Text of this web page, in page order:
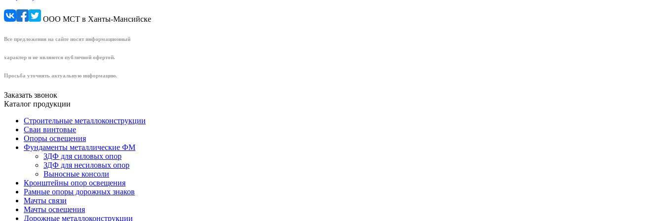
ООО МСТ в Ханты-Мансийске
Все предложения на сайте носят информационный
характер и не являются публичной офертой.
Просьба уточнять актуальную информацию.
Заказать звонок
Каталог продукции
Строительные металлоконструкции
Сваи винтовые
Опоры освещения
Фундаменты металлические ФМ
ЗДФ для силовых опор
ЗДФ для несиловых опор
Выносные консоли
Кронштейны опор освещения
Рамные опоры дорожных знаков
Мачты связи
Мачты освещения
Дорожные металлоконструкции